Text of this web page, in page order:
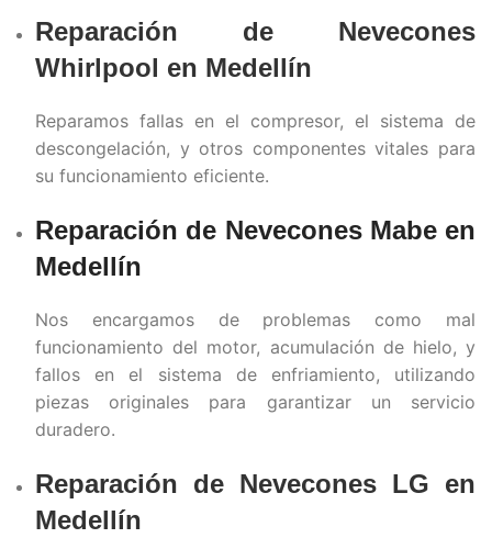
Reparación de Nevecones
Whirlpool en Medellín
Reparamos fallas en el compresor, el sistema de
descongelación, y otros componentes vitales para
su funcionamiento eficiente.
Reparación de Nevecones Mabe en
Medellín
Nos encargamos de problemas como mal
funcionamiento del motor, acumulación de hielo, y
fallos en el sistema de enfriamiento, utilizando
piezas originales para garantizar un servicio
duradero.
Reparación de Nevecones LG en
Medellín